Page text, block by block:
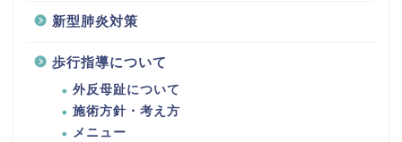
新型肺炎対策
歩行指導について
外反母趾について
施術方針・考え方
メニュー